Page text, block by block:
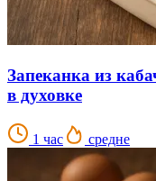
Запеканка из
в духовке
1 час средне